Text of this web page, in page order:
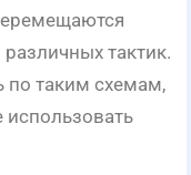
тактик.
по таким схемам,